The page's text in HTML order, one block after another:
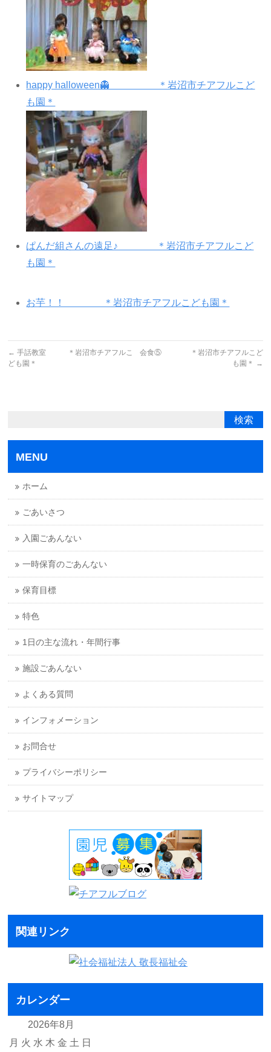
happy halloween👻 ＊岩沼市チアフルこど
も園＊
ぱんだ組さんの遠足♪ ＊岩沼市チアフルこど
も園＊
お芋！！ ＊岩沼市チアフルこども園＊
← 手話教室 ＊岩沼市チアフルこ
ども園＊
会食⑤ ＊岩沼市チアフルこど
も園＊
→
MENU
ホーム
ごあいさつ
入園ごあんない
一時保育のごあんない
保育目標
特色
1日の主な流れ・年間行事
施設ごあんない
よくある質問
インフォメーション
お問合せ
プライバシーポリシー
サイトマップ
関連リンク
カレンダー
2026年8月
月 火 水 木 金 土 日